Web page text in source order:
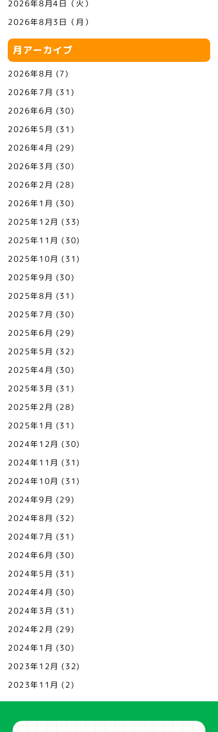
2026年8月4日（火）
2026年8月3日（月）
月アーカイブ
2026年8月 (7)
2026年7月 (31)
2026年6月 (30)
2026年5月 (31)
2026年4月 (29)
2026年3月 (30)
2026年2月 (28)
2026年1月 (30)
2025年12月 (33)
2025年11月 (30)
2025年10月 (31)
2025年9月 (30)
2025年8月 (31)
2025年7月 (30)
2025年6月 (29)
2025年5月 (32)
2025年4月 (30)
2025年3月 (31)
2025年2月 (28)
2025年1月 (31)
2024年12月 (30)
2024年11月 (31)
2024年10月 (31)
2024年9月 (29)
2024年8月 (32)
2024年7月 (31)
2024年6月 (30)
2024年5月 (31)
2024年4月 (30)
2024年3月 (31)
2024年2月 (29)
2024年1月 (30)
2023年12月 (32)
2023年11月 (2)